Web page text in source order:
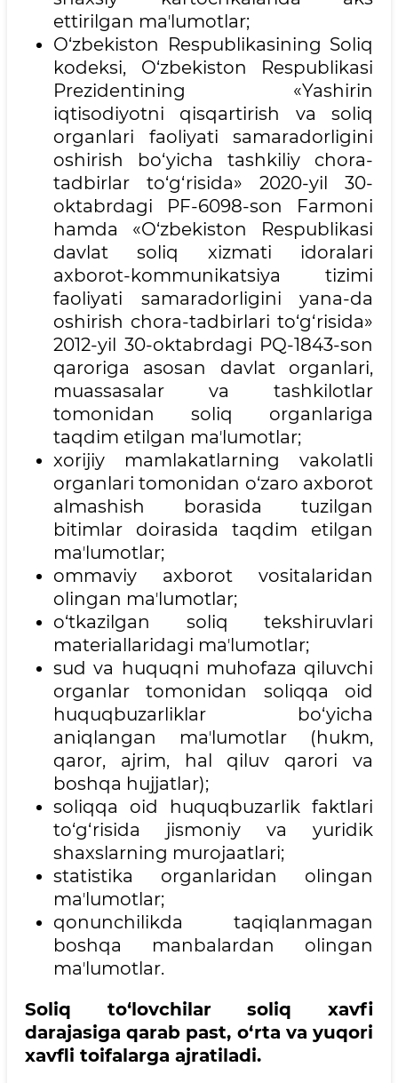
ettirilgan maʼlumotlar;
O‘zbekiston Respublikasining Soliq
kodeksi, O‘zbekiston Respublikasi
Prezidentining «Yashirin
iqtisodiyotni qisqartirish va soliq
organlari faoliyati samaradorligini
oshirish bo‘yicha tashkiliy chora-
tadbirlar to‘g‘risida» 2020-yil 30-
oktabrdagi PF-6098-son Farmoni
hamda «O‘zbekiston Respublikasi
davlat soliq xizmati idoralari
axborot-kommunikatsiya tizimi
faoliyati samaradorligini yana-da
oshirish chora-tadbirlari to‘g‘risida»
2012-yil 30-oktabrdagi PQ-1843-son
qaroriga asosan davlat organlari,
muassasalar va tashkilotlar
tomonidan soliq organlariga
taqdim etilgan maʼlumotlar;
xorijiy mamlakatlarning vakolatli
organlari tomonidan o‘zaro axborot
almashish borasida tuzilgan
bitimlar doirasida taqdim etilgan
maʼlumotlar;
ommaviy axborot vositalaridan
olingan maʼlumotlar;
o‘tkazilgan soliq tekshiruvlari
materiallaridagi maʼlumotlar;
sud va huquqni muhofaza qiluvchi
organlar tomonidan soliqqa oid
huquqbuzarliklar bo‘yicha
aniqlangan maʼlumotlar (hukm,
qaror, ajrim, hal qiluv qarori va
boshqa hujjatlar);
soliqqa oid huquqbuzarlik faktlari
to‘g‘risida jismoniy va yuridik
shaxslarning murojaatlari;
statistika organlaridan olingan
maʼlumotlar;
qonunchilikda taqiqlanmagan
boshqa manbalardan olingan
maʼlumotlar.
Soliq to‘lovchilar soliq xavfi
darajasiga qarab past, o‘rta va yuqori
xavfli toifalarga ajratiladi.